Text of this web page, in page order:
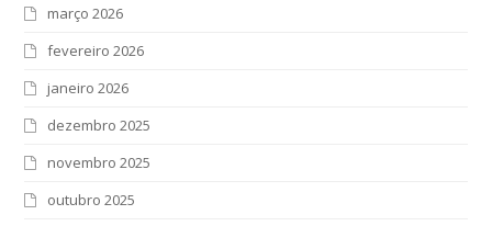
março 2026
fevereiro 2026
janeiro 2026
dezembro 2025
novembro 2025
outubro 2025